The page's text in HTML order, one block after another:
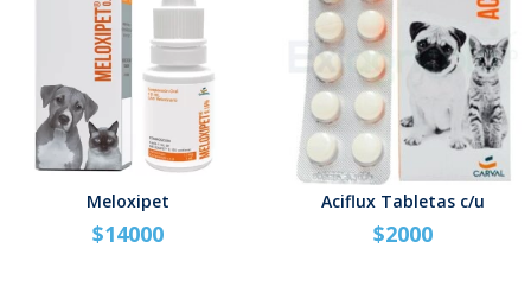
Meloxipet
$14000
Aciflux Tabletas c/u
$2000